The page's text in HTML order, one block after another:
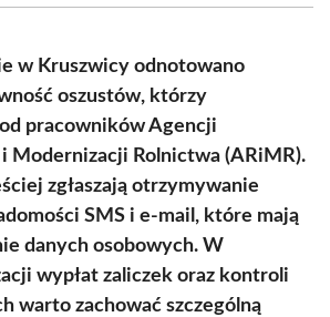
w Kruszwicy odnotowano
oszustów, którzy
pracowników Agencji
Modernizacji Rolnictwa (ARiMR).
zgłaszają otrzymywanie
SMS i e-mail, które mają
danych osobowych. W
wypłat zaliczek oraz kontroli
warto zachować szczególną